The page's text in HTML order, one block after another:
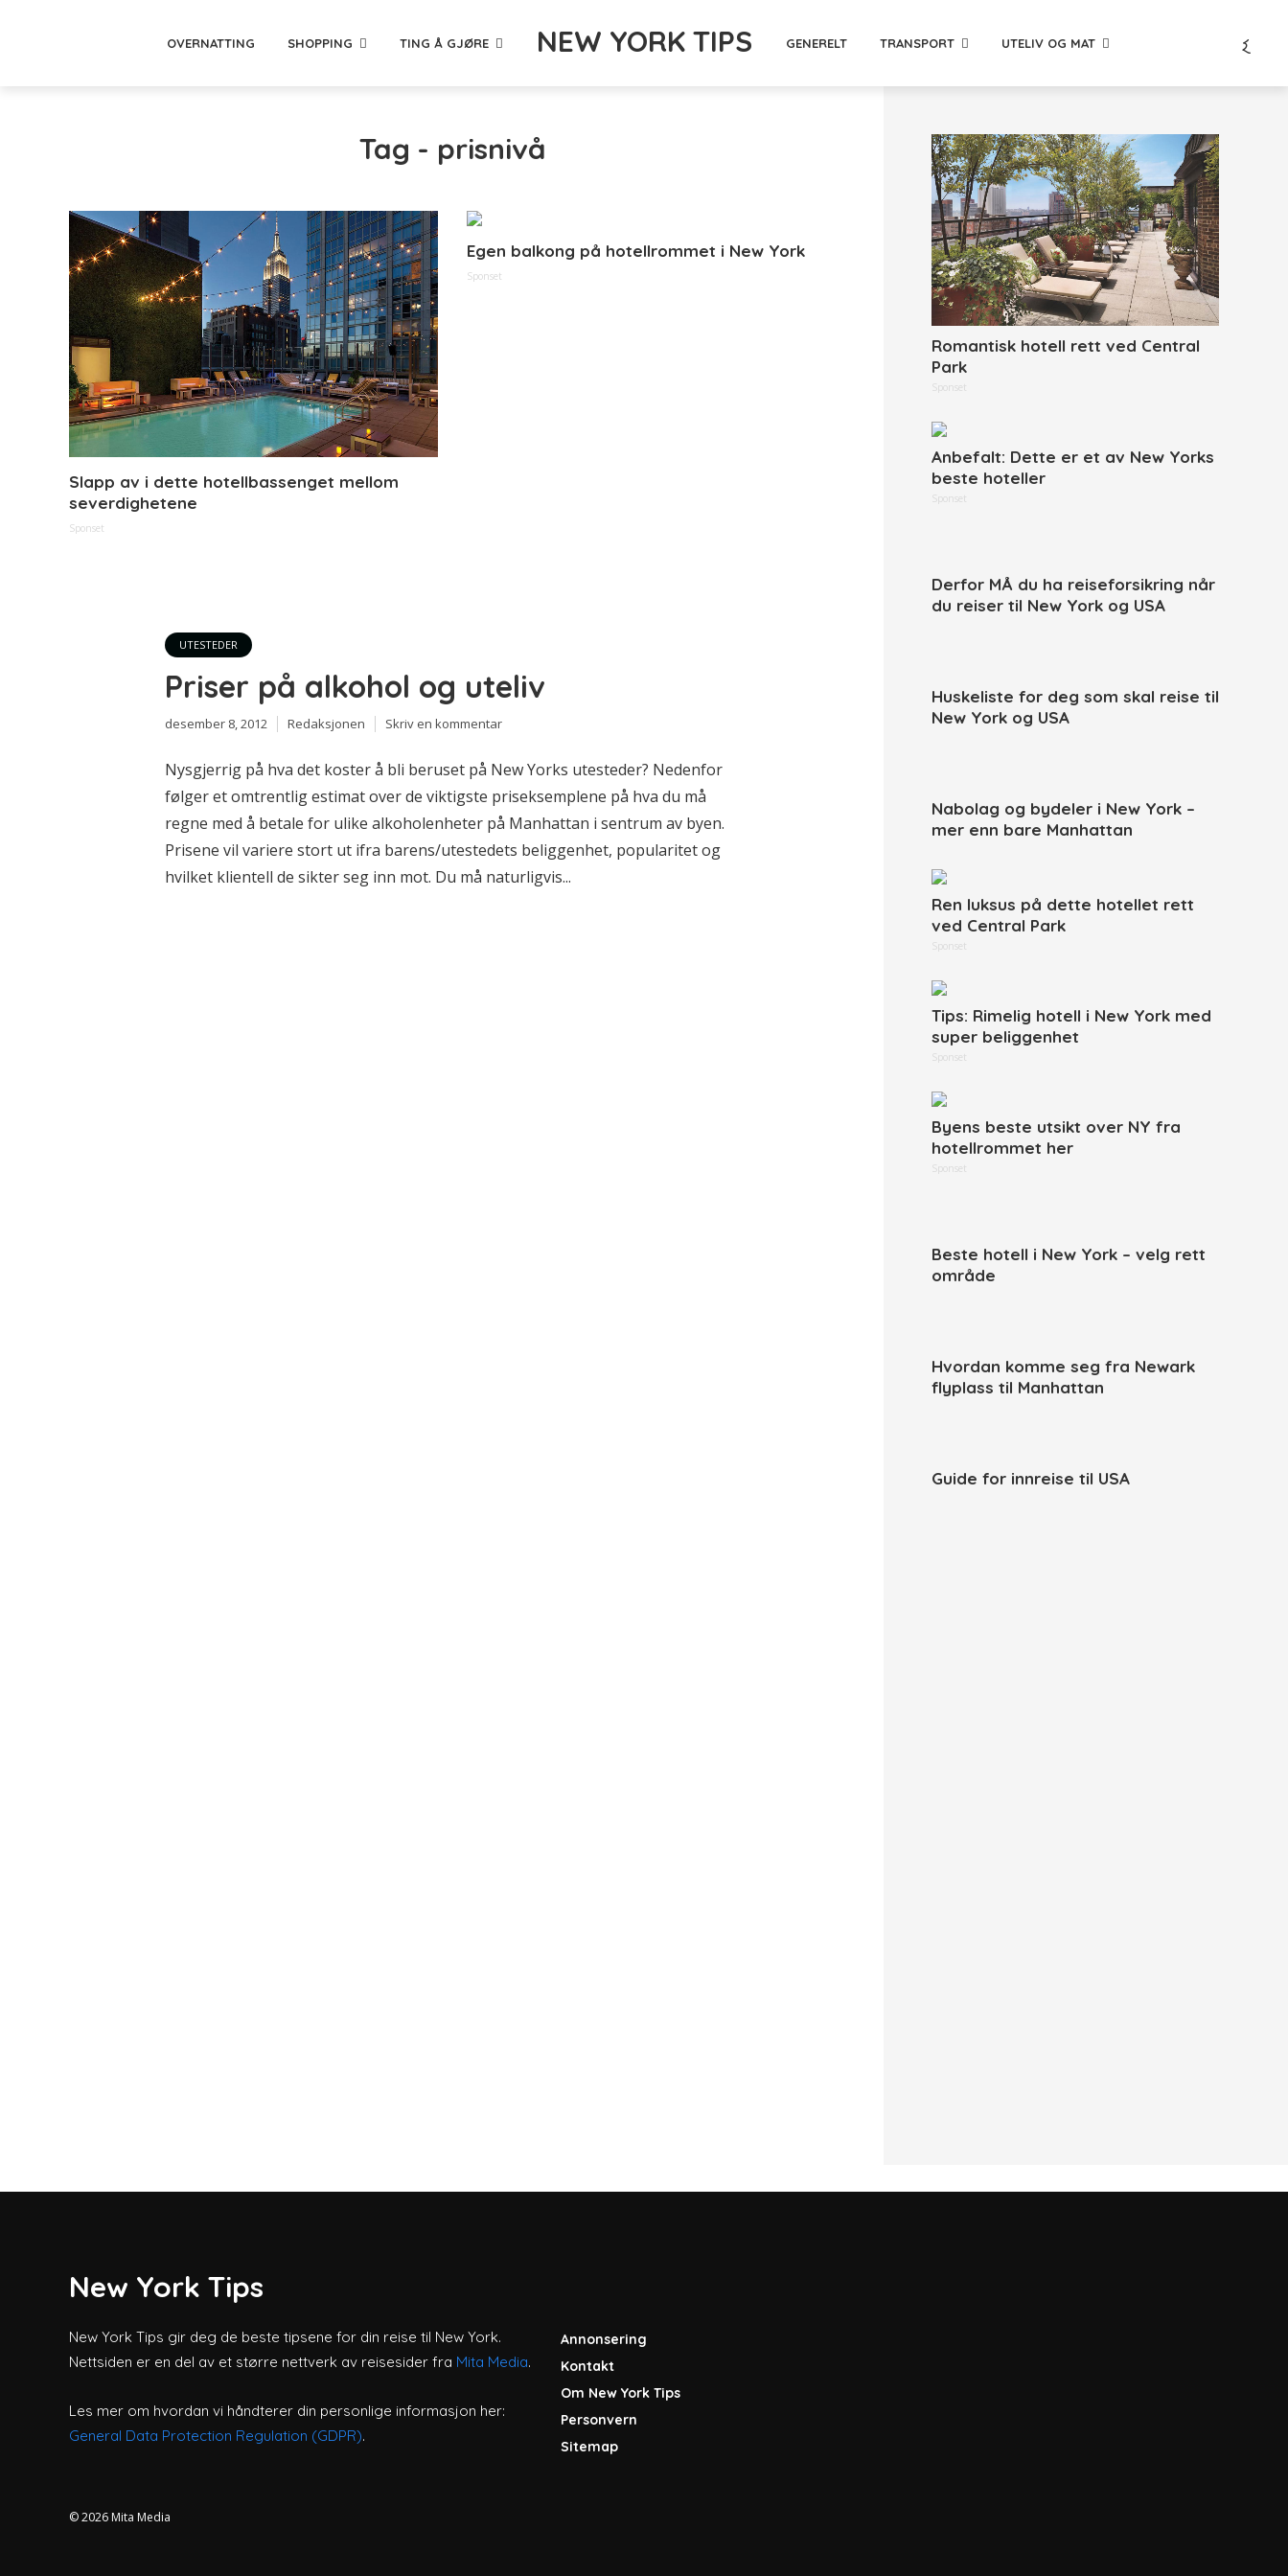
OVERNATTING SHOPPING TING Å GJØRE NEW YORK TIPS GENERELT TRANSPORT UTELIV OG MAT
Tag - prisnivå
Slapp av i dette hotellbassenget mellom
severdighetene
Sponset
Egen balkong på hotellrommet i New York
Sponset
UTESTEDER
Priser på alkohol og uteliv
desember 8, 2012 Redaksjonen Skriv en kommentar
Nysgjerrig på hva det koster å bli beruset på New Yorks utesteder? Nedenfor
følger et omtrentlig estimat over de viktigste priseksemplene på hva du må
regne med å betale for ulike alkoholenheter på Manhattan i sentrum av byen.
Prisene vil variere stort ut ifra barens/utestedets beliggenhet, popularitet og
hvilket klientell de sikter seg inn mot. Du må naturligvis...
Romantisk hotell rett ved Central
Park
Sponset
Anbefalt: Dette er et av New Yorks
beste hoteller
Sponset
Derfor MÅ du ha reiseforsikring når
du reiser til New York og USA
Huskeliste for deg som skal reise til
New York og USA
Nabolag og bydeler i New York –
mer enn bare Manhattan
Ren luksus på dette hotellet rett
ved Central Park
Sponset
Tips: Rimelig hotell i New York med
super beliggenhet
Sponset
Byens beste utsikt over NY fra
hotellrommet her
Sponset
Beste hotell i New York – velg rett
område
Hvordan komme seg fra Newark
flyplass til Manhattan
Guide for innreise til USA
New York Tips
New York Tips gir deg de beste tipsene for din reise til New York.
Nettsiden er en del av et større nettverk av reisesider fra Mita Media.
Les mer om hvordan vi håndterer din personlige informasjon her:
General Data Protection Regulation (GDPR).
Annonsering
Kontakt
Om New York Tips
Personvern
Sitemap
© 2026 Mita Media